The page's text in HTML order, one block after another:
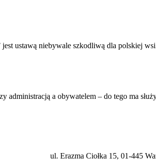
ustawą niebywale szkodliwą dla polskiej
administracją a obywatelem – do tego ma
ul. Erazma Ciołka 15, 01-445